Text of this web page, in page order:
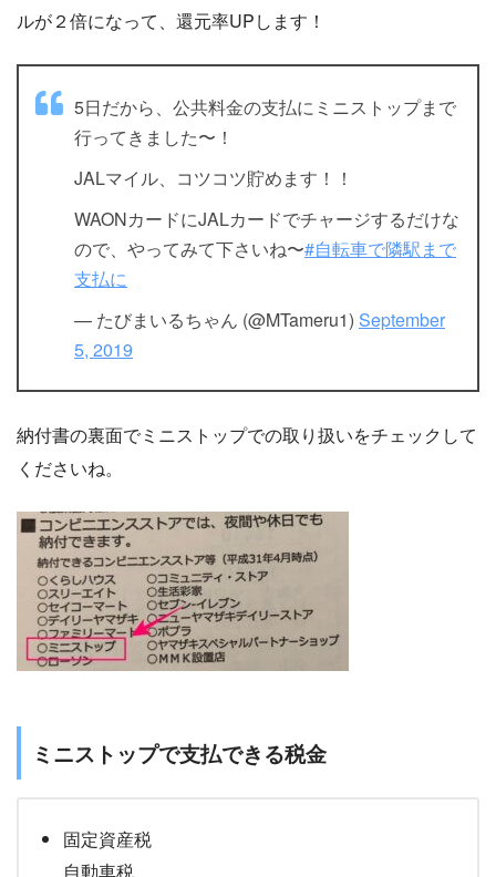
ルが２倍になって、還元率UPします！
5日だから、公共料金の支払にミニストップまで
行ってきました〜！
JALマイル、コツコツ貯めます！！
WAONカードにJALカードでチャージするだけな
ので、やってみて下さいね〜#自転車で隣駅まで
支払に
— たびまいるちゃん (@MTameru1) September
5, 2019
納付書の裏面でミニストップでの取り扱いをチェックして
くださいね。
ミニストップで支払できる税金
固定資産税
自動車税